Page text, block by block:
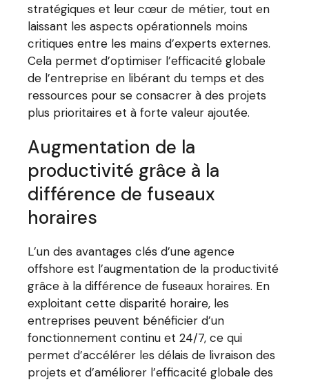
stratégiques et leur cœur de métier, tout en
laissant les aspects opérationnels moins
critiques entre les mains d’experts externes.
Cela permet d’optimiser l’efficacité globale
de l’entreprise en libérant du temps et des
ressources pour se consacrer à des projets
plus prioritaires et à forte valeur ajoutée.
Augmentation de la
productivité grâce à la
différence de fuseaux
horaires
L’un des avantages clés d’une agence
offshore est l’augmentation de la productivité
grâce à la différence de fuseaux horaires. En
exploitant cette disparité horaire, les
entreprises peuvent bénéficier d’un
fonctionnement continu et 24/7, ce qui
permet d’accélérer les délais de livraison des
projets et d’améliorer l’efficacité globale des